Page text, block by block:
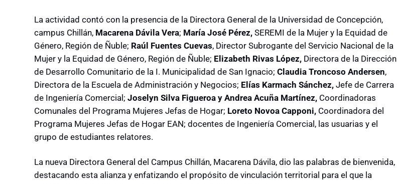
La actividad contó con la presencia de la Directora General de la Universidad de Concepción,
campus Chillán, Macarena Dávila Vera; María José Pérez, SEREMI de la Mujer y la Equidad de
Género, Región de Ñuble; Raúl Fuentes Cuevas, Director Subrogante del Servicio Nacional de la
Mujer y la Equidad de Género, Región de Ñuble; Elizabeth Rivas López, Directora de la Dirección
de Desarrollo Comunitario de la I. Municipalidad de San Ignacio; Claudia Troncoso Andersen,
Directora de la Escuela de Administración y Negocios; Elías Karmach Sánchez, Jefe de Carrera
de Ingeniería Comercial; Joselyn Silva Figueroa y Andrea Acuña Martínez, Coordinadoras
Comunales del Programa Mujeres Jefas de Hogar; Loreto Novoa Capponi, Coordinadora del
Programa Mujeres Jefas de Hogar EAN; docentes de Ingeniería Comercial, las usuarias y el
grupo de estudiantes relatores.
La nueva Directora General del Campus Chillán, Macarena Dávila, dio las palabras de bienvenida,
destacando esta alianza y enfatizando el propósito de vinculación territorial para el que la